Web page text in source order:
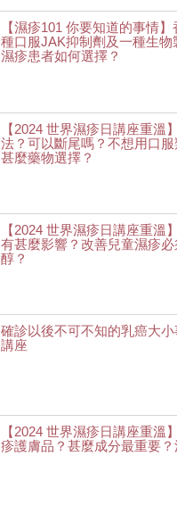
【濕疹101 你要知道的事情
種口服JAK抑制劑及一種生物
濕疹患者如何選擇？
【2024 世界濕疹日講座重溫
法？可以斷尾嗎？不想用口
甚麼藥物選擇？
【2024 世界濕疹日講座重溫
有甚麼影響？改善兒童濕疹
醇？
確診以後不可不知的乳癌大
講座
【2024 世界濕疹日講座重溫
疹護膚品？甚麼成分最重要？